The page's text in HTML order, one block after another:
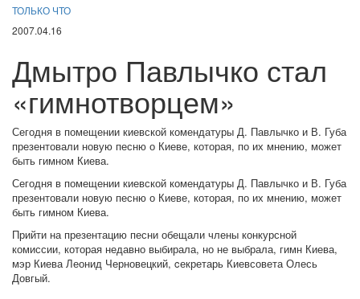
ТОЛЬКО ЧТО
2007.04.16
Дмытро Павлычко стал
«гимнотворцем»
Сегодня в помещении киевской комендатуры Д. Павлычко и В. Губа
презентовали новую песню о Киеве, которая, по их мнению, может
быть гимном Киева.
Сегодня в помещении киевской комендатуры Д. Павлычко и В. Губа
презентовали новую песню о Киеве, которая, по их мнению, может
быть гимном Киева.
Прийти на презентацию песни обещали члены конкурсной
комиссии, которая недавно выбирала, но не выбрала, гимн Киева,
мэр Киева Леонид Черновецкий, cекретарь Киевсовета Олесь
Довгый.